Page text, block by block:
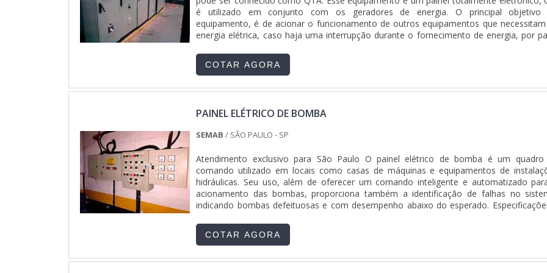
é utilizado em conjunto com os geradores de energia. O principal objetivo
equipamento, é de acionar o funcionamento de outros equipamentos que
energia elétrica, caso haja uma interrupção durante o fornecimento de energia, por
COTAR AGORA
PAINEL ELÉTRICO DE BOMBA
SEMAB / SÃO PAULO - SP
Atendimento exclusivo para São Paulo O painel elétrico de bomba é um quadro
comando utilizado em locais como casas de máquinas e equipamentos de
hidráulicas. Seu uso, além de oferecer um comando inteligente e automatizado
acionamento das bombas, proporciona também a identificação de falhas no
indicando bombas defeituosas e com desempenho abaixo do esperado.
COTAR AGORA